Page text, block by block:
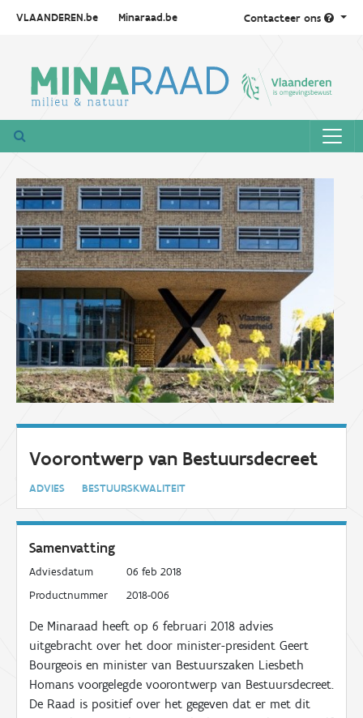
VLAANDEREN.be Minaraad.be Contacteer ons
Voorontwerp van Bestuursdecreet
ADVIES BESTUURSKWALITEIT
Samenvatting
Adviesdatum
06 feb 2018
Productnummer
2018-006
De Minaraad heeft op 6 februari 2018 advies
uitgebracht over het door minister-president Geert
Bourgeois en minister van Bestuurszaken Liesbeth
Homans voorgelegde voorontwerp van Bestuursdecreet.
De Raad is positief over het gegeven dat er met dit